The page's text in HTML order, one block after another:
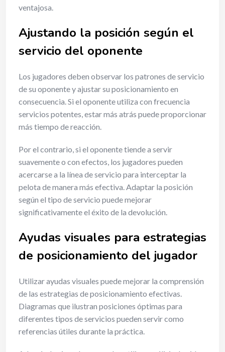
ventajosa.
Ajustando la posición según el
servicio del oponente
Los jugadores deben observar los patrones de servicio
de su oponente y ajustar su posicionamiento en
consecuencia. Si el oponente utiliza con frecuencia
servicios potentes, estar más atrás puede proporcionar
más tiempo de reacción.
Por el contrario, si el oponente tiende a servir
suavemente o con efectos, los jugadores pueden
acercarse a la línea de servicio para interceptar la
pelota de manera más efectiva. Adaptar la posición
según el tipo de servicio puede mejorar
significativamente el éxito de la devolución.
Ayudas visuales para estrategias
de posicionamiento del jugador
Utilizar ayudas visuales puede mejorar la comprensión
de las estrategias de posicionamiento efectivas.
Diagramas que ilustran posiciones óptimas para
diferentes tipos de servicios pueden servir como
referencias útiles durante la práctica.